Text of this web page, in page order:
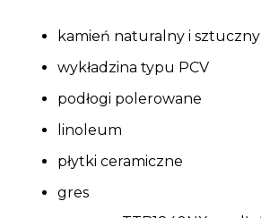
kamień naturalny i sztuczny
wykładzina typu PCV
podłogi polerowane
linoleum
płytki ceramiczne
gres